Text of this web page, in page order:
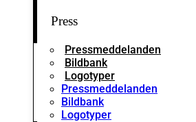
Press
Pressmeddelanden
Bildbank
Logotyper
Pressmeddelanden
Bildbank
Logotyper